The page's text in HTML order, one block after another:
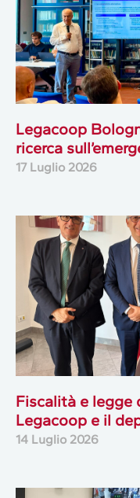
Legacoop
ricerca
17 Luglio 2026
Fiscalità e legge
Legacoop e il
14 Luglio 2026